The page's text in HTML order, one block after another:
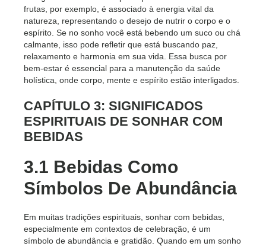
frutas, por exemplo, é associado à energia vital da
natureza, representando o desejo de nutrir o corpo e o
espírito. Se no sonho você está bebendo um suco ou chá
calmante, isso pode refletir que está buscando paz,
relaxamento e harmonia em sua vida. Essa busca por
bem-estar é essencial para a manutenção da saúde
holística, onde corpo, mente e espírito estão interligados.
CAPÍTULO 3: SIGNIFICADOS
ESPIRITUAIS DE SONHAR COM
BEBIDAS
3.1 Bebidas Como
Símbolos De Abundância
Em muitas tradições espirituais, sonhar com bebidas,
especialmente em contextos de celebração, é um
símbolo de abundância e gratidão. Quando em um sonho